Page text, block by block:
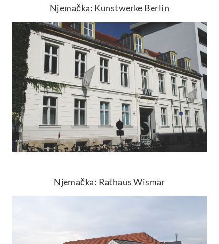
Njemačka: Kunstwerke Berlin
Njemačka: Rathaus Wismar